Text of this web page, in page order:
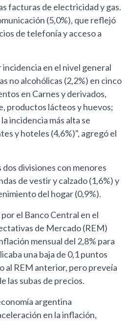
facturas de electricidad y gas.
(5,0%), que reflejó
de telefonía y acceso a
incidencia en el nivel general
no alcohólicas (2,2%) en cinco
en Carnes y derivados,
productos lácteos y huevos;
incidencia más alta se
y hoteles (4,6%)", agregó el
divisiones con menores
de vestir y calzado (1,6%) y
del hogar (0,9%).
el Banco Central en el
de Mercado (REM)
mensual del 2,8% para
una baja de 0,1 puntos
al REM anterior, pero preveía
las subas de precios.
argentina
en la inflación,